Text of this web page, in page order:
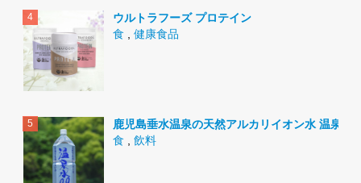
ウルトラフーズ プロテイン
食
健康食品
鹿児島垂水温泉の天然アルカリイオン水 温泉水
食
飲料